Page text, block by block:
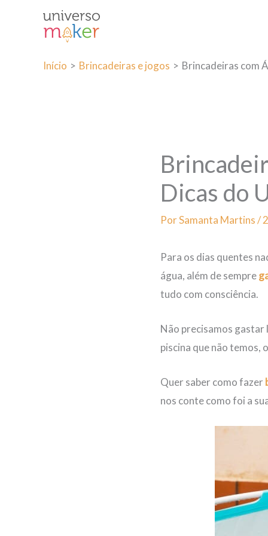
Início Brincadeiras e jogos Brincadeiras com
Dicas do
PorSamanta Martins/
Para os dias quentes
água, além de sempre
tudo com consciência.
Não precisamos gastar
piscina que não temos,
Quer saber como fazer
nos conte como foi a